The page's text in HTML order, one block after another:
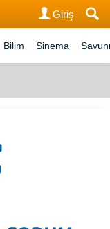
Giriş
Bilim Sinema